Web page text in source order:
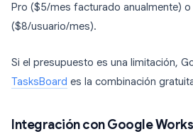
Pro ($5/mes facturado anualmente) o
($8/usuario/mes).
Si el presupuesto es una limitación,
TasksBoard es la combinación
Integración con Google